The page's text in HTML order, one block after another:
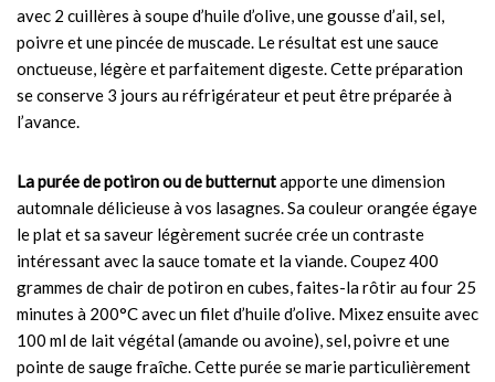
avec 2 cuillères à soupe d’huile d’olive, une gousse d’ail, sel,
poivre et une pincée de muscade. Le résultat est une sauce
onctueuse, légère et parfaitement digeste. Cette préparation
se conserve 3 jours au réfrigérateur et peut être préparée à
l’avance.
La purée de potiron ou de butternutapporte une dimension
automnale délicieuse à vos lasagnes. Sa couleur orangée égaye
le plat et sa saveur légèrement sucrée crée un contraste
intéressant avec la sauce tomate et la viande. Coupez 400
grammes de chair de potiron en cubes, faites-la rôtir au four 25
minutes à 200°C avec un filet d’huile d’olive. Mixez ensuite avec
100 ml de lait végétal (amande ou avoine), sel, poivre et une
pointe de sauge fraîche. Cette purée se marie particulièrement